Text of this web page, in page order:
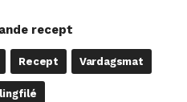
recept
Recept Vardagsmat